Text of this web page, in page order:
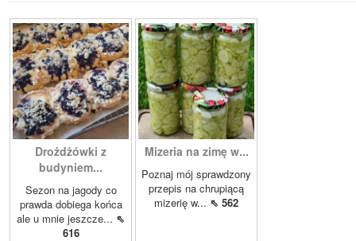
Drożdżówki z
budyniem...
Sezon na jagody co
prawda dobiega końca
ale u mnie jeszcze... ⇖
616
Mizeria na zimę w...
Poznaj mój sprawdzony
przepis na chrupiącą
mizerię w... ⇖ 562